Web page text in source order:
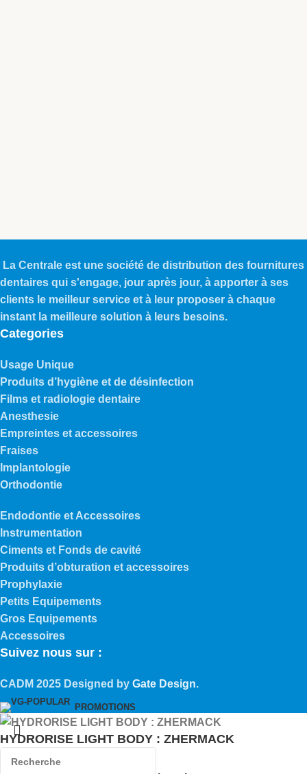
La Centrale est une société de distribution des fournitures
dentaires qui s'engage, jour après jour, à apporter à ses
clients le meilleur service et à leur proposer à chaque
instant la meilleure solution à leurs besoins.
Categories
Usage Unique
Produits d’hygiène et de désinfection
Films et radiologie dentaire
Anesthesie
Empreintes et accessoires
Fraises
Implantologie
Orthodontie
Endodontie et Accessoires
Instrumentation
Ciments et Fonds de cavité
Produits d’obturation et accessoires
Prophylaxie
Petits Equipements
Gros Equipements
Accessoires
Suivez nous sur :
CADM 2025 Designed by Gate Design.
PROMOTIONS
HYDRORISE LIGHT BODY : ZHERMACK